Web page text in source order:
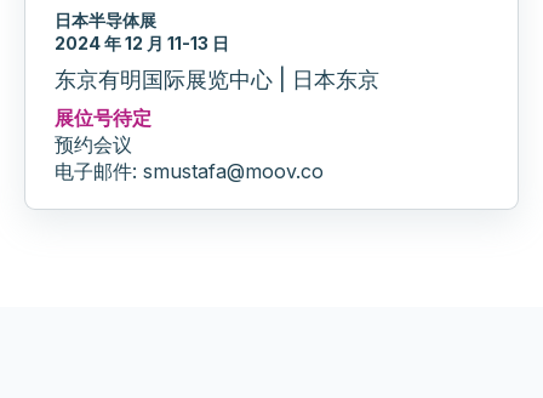
日本半导体展
2024 年 12 月 11-13 日
东京有明国际展览中心 | 日本东京
展位号待定
预约会议
电子邮件: smustafa@moov.co